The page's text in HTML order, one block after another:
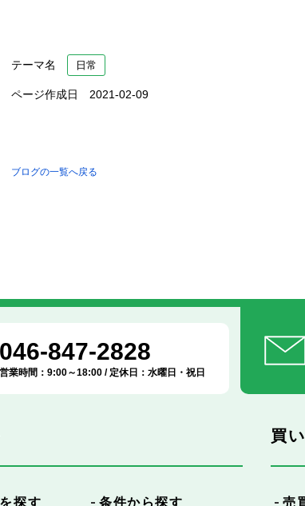
テーマ名 日常
ページ作成日 2021-02-09
ブログの一覧へ戻る
046-847-2828
営業時間：9:00～18:00 / 定休日：水曜日・祝日
探す 条件から探す
買
売